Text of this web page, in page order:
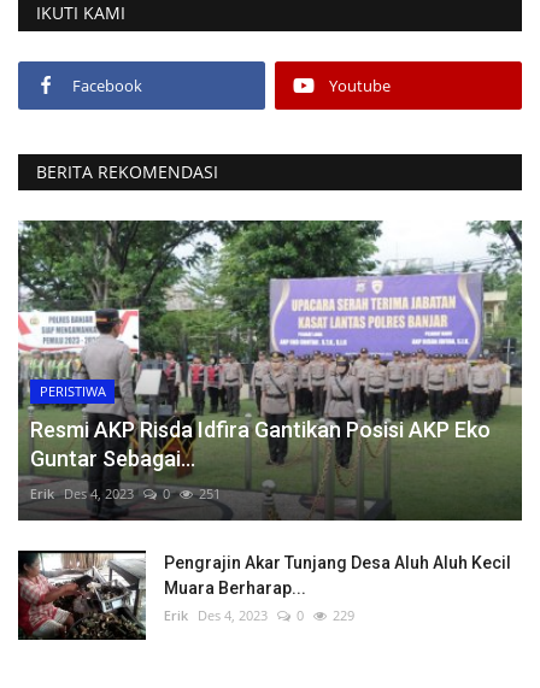
IKUTI KAMI
Facebook Youtube
BERITA REKOMENDASI
PERISTIWA
Resmi AKP Risda Idfira Gantikan Posisi AKP Eko
Guntar Sebagai...
Erik Des 4, 2023 0 251
Pengrajin Akar Tunjang Desa Aluh Aluh Kecil
Muara Berharap...
Erik Des 4, 2023 0 229